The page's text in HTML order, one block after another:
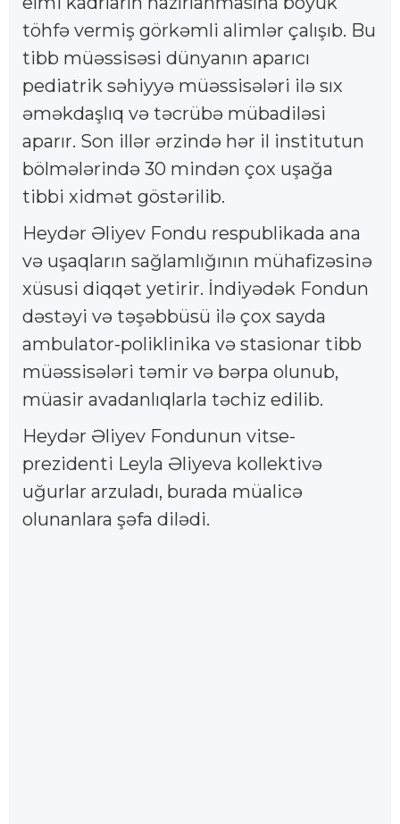
töhfə vermiş görkəmli alimlər çalışıb. Bu
tibb müəssisəsi dünyanın aparıcı
pediatrik səhiyyə müəssisələri ilə sıx
əməkdaşlıq və təcrübə mübadiləsi
aparır. Son illər ərzində hər il institutun
bölmələrində 30 mindən çox uşağa
tibbi xidmət göstərilib.
Heydər Əliyev Fondu respublikada ana
və uşaqların sağlamlığının mühafizəsinə
xüsusi diqqət yetirir. İndiyədək Fondun
dəstəyi və təşəbbüsü ilə çox sayda
ambulator-poliklinika və stasionar tibb
müəssisələri təmir və bərpa olunub,
müasir avadanlıqlarla təchiz edilib.
Heydər Əliyev Fondunun vitse-
prezidenti Leyla Əliyeva kollektivə
uğurlar arzuladı, burada müalicə
olunanlara şəfa dilədi.